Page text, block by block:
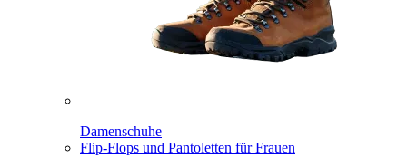
Damenschuhe
Flip-Flops und Pantoletten für Frauen